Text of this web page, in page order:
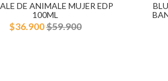
DE ANIMALE MUJER EDP
100ML
$36.900$59.900